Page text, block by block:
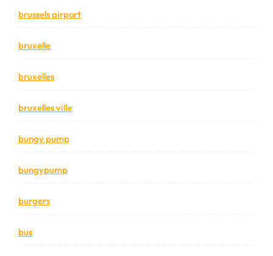
brussels airport
bruxelle
bruxelles
bruxelles ville
bungy pump
bungypump
burgers
bus